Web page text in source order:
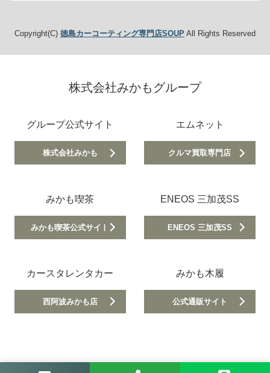
Copyright(C) 徳島カーコーティング専門店SOUPAll Rights Reserved
株式会社みかもグループ
グループ公式サイト
株式会社みかも
エムネット
クルマ買取専門店
みかも喫茶
みかも喫茶公式サイト
ENEOS 三加茂SS
ENEOS 三加茂SS
カースタレンタカー
西阿波みかも店
みかも木履
公式通販サイト